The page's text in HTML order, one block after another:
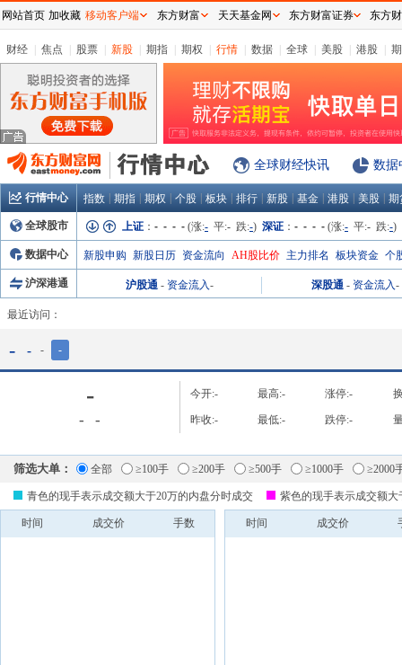
财经 焦点 股票 新股 期指 期权 行情 数据 全球 美股 港股
全球财经快讯 数据
行情中心 指数 期指 期权 个股 板块 排行 新股 基金 港股 美股 期
全球股市 上证 ： - - - - (涨:- 平:- 跌:-) 深证 ： - - - - (涨:- 平:- 跌:-)
数据中心 新股申购 新股日历 资金流向 AH股比价 主力排名 板块资金 个
沪深港通 沪股通 - 资金流入- 深股通 - 资金流入-
最近访问：
- - - -
-
- -
今开:- 最高:- 涨停:-
昨收:- 最低:- 跌停:-
筛选大单： 全部 ≥100手 ≥200手 ≥500手 ≥1000手 ≥2000
青色的现手表示成交额大于20万的内盘分时成交 紫色的现手表示成交额
时间 成交价 手数 时间 成交价
网站首页 加收藏 移动客户端 东方财富 天天基金网 东方财富证券 东方